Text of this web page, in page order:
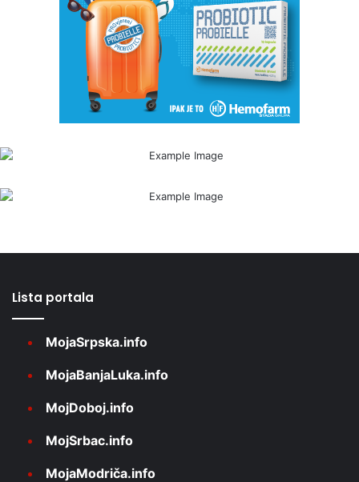
Lista portala
MojaSrpska.info
MojaBanjaLuka.info
MojDoboj.info
MojSrbac.info
MojaModriča.info